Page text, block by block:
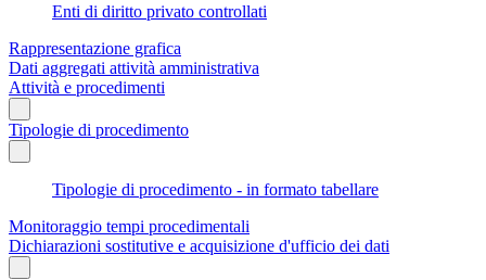
Enti di diritto privato controllati
Rappresentazione grafica
Dati aggregati attività amministrativa
Attività e procedimenti
Tipologie di procedimento
Tipologie di procedimento - in formato tabellare
Monitoraggio tempi procedimentali
Dichiarazioni sostitutive e acquisizione d'ufficio dei dati